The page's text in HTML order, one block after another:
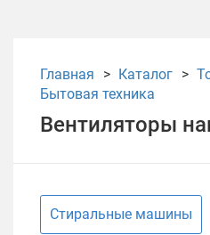
Главная Каталог
Бытовая техника
Вентиляторы
Стиральные машины